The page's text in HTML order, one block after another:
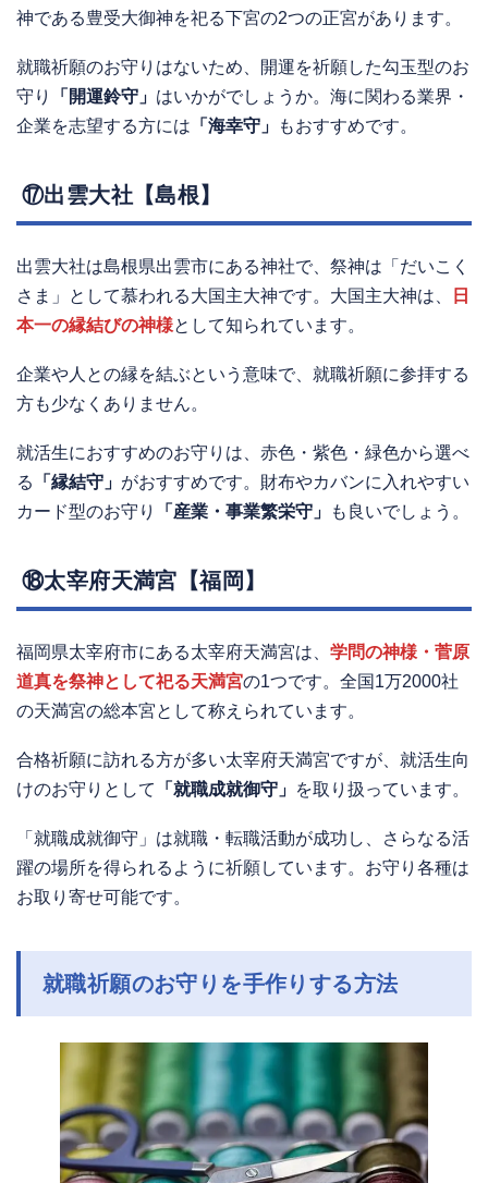
神である豊受大御神を祀る下宮の2つの正宮があります。
就職祈願のお守りはないため、開運を祈願した勾玉型のお
守り
「開運鈴守」 はいかがでしょうか。海に関わる業界・
企業を志望する方には 「海幸守」 もおすすめです。
⑰出雲大社【島根】
出雲大社は島根県出雲市にある神社で、祭神は「だいこく
さま」として慕われる大国主大神です。大国主大神は、
日
本一の縁結びの神様として知られています。
企業や人との縁を結ぶという意味で、就職祈願に参拝する
方も少なくありません。
就活生におすすめのお守りは、赤色・紫色・緑色から選べ
る
「縁結守」 がおすすめです。財布やカバンに入れやすい
カード型のお守り
「産業・事業繁栄守」 も良いでしょう。
⑱太宰府天満宮【福岡】
福岡県太宰府市にある太宰府天満宮は、 学問の神様・菅原
道真を祭神として祀る天満宮の1つです。全国1万2000社
の天満宮の総本宮として称えられています。
合格祈願に訪れる方が多い太宰府天満宮ですが、就活生向
けのお守りとして
「就職成就御守」 を取り扱っています。
「就職成就御守」は就職・転職活動が成功し、さらなる活
躍の場所を得られるように祈願しています。お守り各種は
お取り寄せ可能です。
就職祈願のお守りを手作りする方法